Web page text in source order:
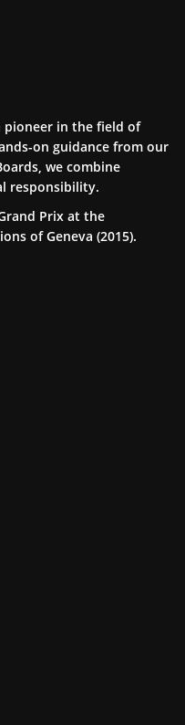
pioneer in the field of
on guidance from our
we combine
responsibility.
Prix at the
of Geneva (2015).